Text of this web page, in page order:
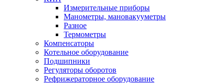
Измерительные приборы
Манометры, мановакууметры
Разное
Термометры
Компенсаторы
Котельное оборудование
Подшипники
Регуляторы оборотов
Рефрижераторное оборудование